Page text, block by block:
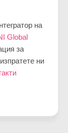
на
Global
за
ни